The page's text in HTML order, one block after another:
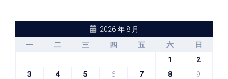
2026 年 8 月
一
二 三 四 五 六
日
1
2
3
4 5 6 7 8
9